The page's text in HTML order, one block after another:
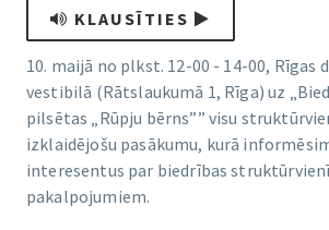
KLAUSĪTIES
10. maijā no plkst. 12-00 - 14-00, Rīgas
vestibilā (Rātslaukumā 1, Rīga) uz
pilsētas „Rūpju bērns”” visu
izklaidējošu pasākumu, kurā
interesentus par biedrības
pakalpojumiem.